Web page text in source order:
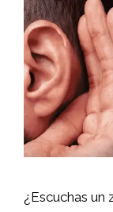
¿Escuchas